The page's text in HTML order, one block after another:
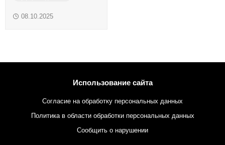
08.10.2025
Использование сайта
Согласие на обработку персональных данных
Политика в области обработки персональных данных
Сообщить о нарушении